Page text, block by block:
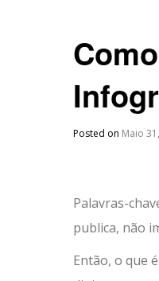
Posted on Maio
Palavras-
publica, não
Então, o que